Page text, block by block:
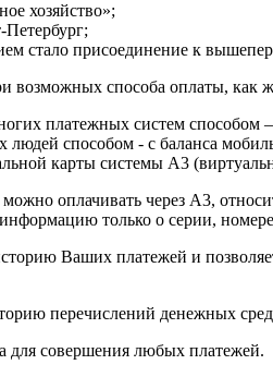
хозяйство»;
стало присоединение к
возможных способа оплаты, как
платежных систем способом
способом - с баланса
карты системы А3
оплачивать через А3,
только о серии,
Ваших платежей и
перечислений денежных
для совершения любых платежей.